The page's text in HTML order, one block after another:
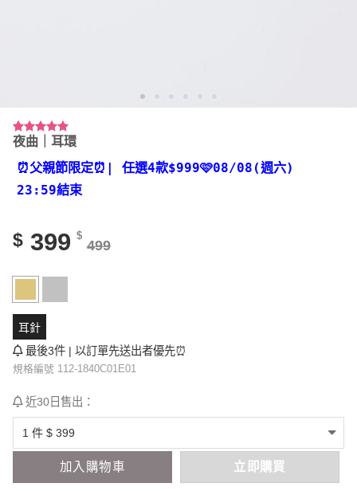
評分
5.00
1
位顧客進行
評分
夜曲｜耳環
⏰父親節限定⏰ | 任選4款$999🩷08/08(週六)
23:59結束
$ 399 $
499
耳針
最後3件 | 以訂單先送出者優先⏰
規格編號 112-1840C01E01
近30日售出：
加入購物車 立即購買